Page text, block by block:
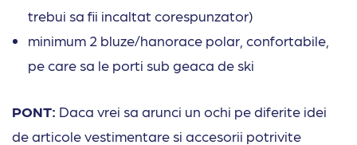
trebui sa fii incaltat corespunzator)
minimum 2 bluze/hanorace polar, confortabile,
pe care sa le porti sub geaca de ski
PONT: Daca vrei sa arunci un ochi pe diferite idei
de articole vestimentare si accesorii potrivite